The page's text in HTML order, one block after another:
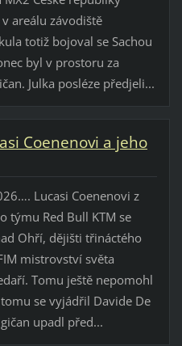
areálu závodiště
totiž bojoval se Sachou
byl v prostoru za
Julka posléze předjeli...
Coenenovi a jeho
Lucasi Coenenovi z
týmu Red Bull KTM se
Ohří, dějišti třináctého
mistrovství světa
Tomu ještě nepomohl
se vyjádřil Davide De
upadl před...